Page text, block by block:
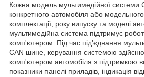
Кожна модель мультимедійної системи
конкретного автомобіля або
комплектації, року випуску та моделі
мультимедійна система підтримує
комп'ютером. Під час під'єднання
CAN шине , керування системою
комп'ютером автомобіля з підтримкою
показники панелі приладів, індикація